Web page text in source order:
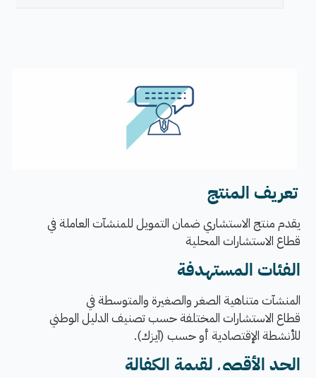
​​​​​​​​​ ​تعريف المنتج
يقدم منتج الاستشاري ضمان التمويل للمنشآت العاملة في
قطاع الاستشارات المحلية
الفئات المستهدفة
المنشآت متناهية الصغر والصغيرة والمتوسطة في
قطاع الاستشارات المختلفة حسب تصنيف الدليل الوطني
للأنشطة الإقتصادية أو حسب (آيزك).
الحد الأقصى لقيمة الكفالة